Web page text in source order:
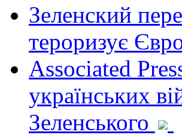
Зеленский
тероризує
Associated
українських
Зеленського